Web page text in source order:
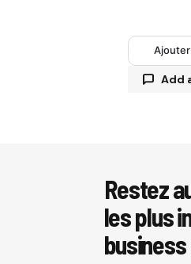
Add
Restez
les plus
business